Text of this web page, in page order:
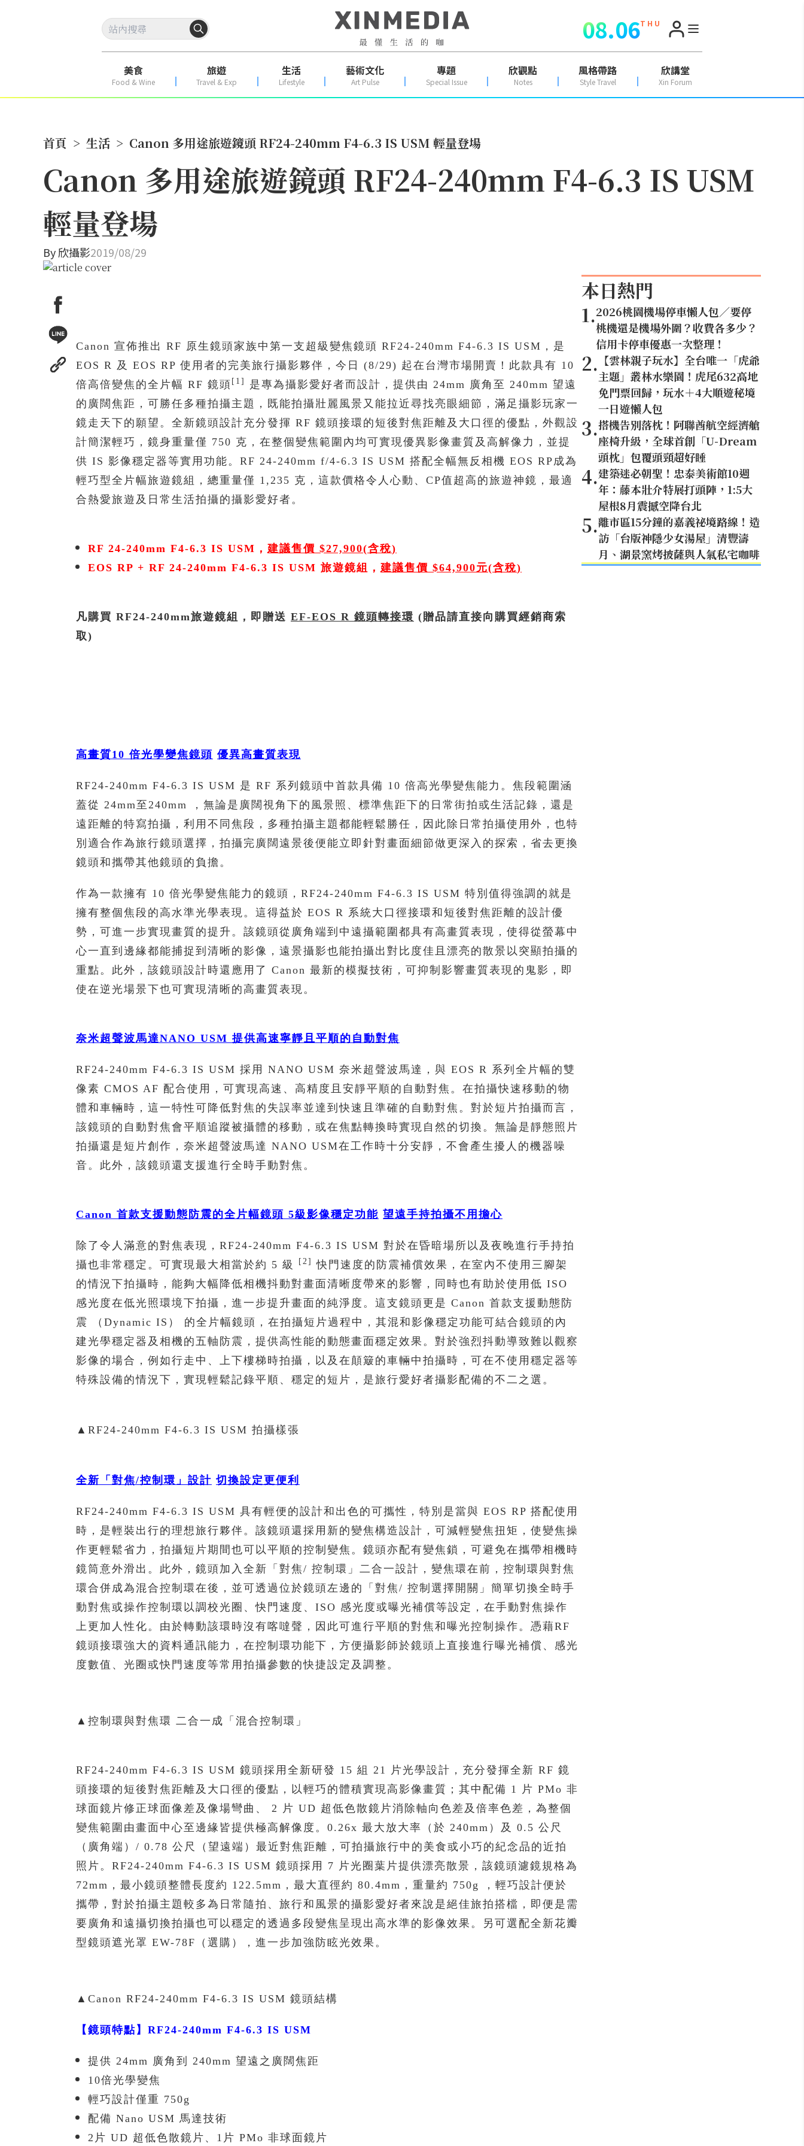
08.06T H U
美食
Food & Wine
旅遊
Travel & Exp
生活
Lifestyle
藝術文化
Art Pulse
專題
Special Issue
欣觀點
Notes
風格帶路
Style Travel
欣講堂
Xin Forum
首頁 > 生活 > Canon 多用途旅遊鏡頭 RF24-240mm F4-6.3 IS USM 輕量登場
Canon 多用途旅遊鏡頭 RF24-240mm F4-6.3 IS USM
輕量登場
By欣攝影2019/08/29
Canon 宣佈推出 RF 原生鏡頭家族中第一支超級變焦鏡頭 RF24-240mm F4-6.3 IS USM，是
EOS R 及 EOS RP 使用者的完美旅行攝影夥伴，今日 (8/29) 起在台灣市場開賣！此款具有 10
倍高倍變焦的全片幅 RF 鏡頭 [1]
是專為攝影愛好者而設計，提供由 24mm 廣角至 240mm 望遠
的廣闊焦距，可勝任多種拍攝主題，既能拍攝壯麗風景又能拉近尋找亮眼細節，滿足攝影玩家一
鏡走天下的願望。全新鏡頭設計充分發揮 RF 鏡頭接環的短後對焦距離及大口徑的優點，外觀設
計簡潔輕巧，鏡身重量僅 750 克，在整個變焦範圍內均可實現優異影像畫質及高解像力，並提
供 IS 影像穩定器等實用功能。RF 24-240mm f/4-6.3 IS USM 搭配全幅無反相機 EOS RP成為
輕巧型全片幅旅遊鏡組，總重量僅 1,235 克，這款價格令人心動、CP值超高的旅遊神鏡，最適
合熱愛旅遊及日常生活拍攝的攝影愛好者。
RF 24-240mm F4-6.3 IS USM ， 建議售價 $27,900(含稅)
EOS RP + RF 24-240mm F4-6.3 IS USM 旅遊鏡組， 建議售價 $64,900元(含稅)
凡購買 RF24-240mm旅遊鏡組，即贈送 EF-EOS R 鏡頭轉接環 (贈品請直接向購買經銷商索
取)
高畫質10 倍光學變焦鏡頭 優異高畫質表現
RF24-240mm F4-6.3 IS USM 是 RF 系列鏡頭中首款具備 10 倍高光學變焦能力。焦段範圍涵
蓋從 24mm至240mm ，無論是廣闊視角下的風景照、標準焦距下的日常街拍或生活記錄，還是
遠距離的特寫拍攝，利用不同焦段，多種拍攝主題都能輕鬆勝任，因此除日常拍攝使用外，也特
別適合作為旅行鏡頭選擇，拍攝完廣闊遠景後便能立即針對畫面細節做更深入的探索，省去更換
鏡頭和攜帶其他鏡頭的負擔。
作為一款擁有 10 倍光學變焦能力的鏡頭，RF24-240mm F4-6.3 IS USM 特別值得強調的就是
擁有整個焦段的高水準光學表現。這得益於 EOS R 系統大口徑接環和短後對焦距離的設計優
勢，可進一步實現畫質的提升。該鏡頭從廣角端到中遠攝範圍都具有高畫質表現，使得從螢幕中
心一直到邊緣都能捕捉到清晰的影像，遠景攝影也能拍攝出對比度佳且漂亮的散景以突顯拍攝的
重點。此外，該鏡頭設計時還應用了 Canon 最新的模擬技術，可抑制影響畫質表現的鬼影，即
使在逆光場景下也可實現清晰的高畫質表現。
奈米超聲波馬達NANO USM 提供高速寧靜且平順的自動對焦
RF24-240mm F4-6.3 IS USM 採用 NANO USM 奈米超聲波馬達，與 EOS R 系列全片幅的雙
像素 CMOS AF 配合使用，可實現高速、高精度且安靜平順的自動對焦。在拍攝快速移動的物
體和車輛時，這一特性可降低對焦的失誤率並達到快速且準確的自動對焦。對於短片拍攝而言，
該鏡頭的自動對焦會平順追蹤被攝體的移動，或在焦點轉換時實現自然的切換。無論是靜態照片
拍攝還是短片創作，奈米超聲波馬達 NANO USM在工作時十分安靜，不會產生擾人的機器噪
音。此外，該鏡頭還支援進行全時手動對焦。
Canon 首款支援動態防震的全片幅鏡頭 5級影像穩定功能 望遠手持拍攝不用擔心
除了令人滿意的對焦表現，RF24-240mm F4-6.3 IS USM 對於在昏暗場所以及夜晚進行手持拍
攝也非常穩定。可實現最大相當於約 5 級
[2]
快門速度的防震補償效果，在室內不使用三腳架
的情況下拍攝時，能夠大幅降低相機抖動對畫面清晰度帶來的影響，同時也有助於使用低 ISO
感光度在低光照環境下拍攝，進一步提升畫面的純淨度。這支鏡頭更是 Canon 首款支援動態防
震 （Dynamic IS） 的全片幅鏡頭，在拍攝短片過程中，其混和影像穩定功能可結合鏡頭的內
建光學穩定器及相機的五軸防震，提供高性能的動態畫面穩定效果。對於強烈抖動導致難以觀察
影像的場合，例如行走中、上下樓梯時拍攝，以及在顛簸的車輛中拍攝時，可在不使用穩定器等
特殊設備的情況下，實現輕鬆記錄平順、穩定的短片，是旅行愛好者攝影配備的不二之選。
▲RF24-240mm F4-6.3 IS USM 拍攝樣張
全新「對焦/控制環」設計 切換設定更便利
RF24-240mm F4-6.3 IS USM 具有輕便的設計和出色的可攜性，特別是當與 EOS RP 搭配使用
時，是輕裝出行的理想旅行夥伴。該鏡頭還採用新的變焦構造設計，可減輕變焦扭矩，使變焦操
作更輕鬆省力，拍攝短片期間也可以平順的控制變焦。鏡頭亦配有變焦鎖，可避免在攜帶相機時
鏡筒意外滑出。此外，鏡頭加入全新「對焦/ 控制環」二合一設計，變焦環在前，控制環與對焦
環合併成為混合控制環在後，並可透過位於鏡頭左邊的「對焦/ 控制選擇開關」簡單切換全時手
動對焦或操作控制環以調校光圈、快門速度、ISO 感光度或曝光補償等設定，在手動對焦操作
上更加人性化。由於轉動該環時沒有喀噠聲，因此可進行平順的對焦和曝光控制操作。憑藉RF
鏡頭接環強大的資料通訊能力，在控制環功能下，方便攝影師於鏡頭上直接進行曝光補償、感光
度數值、光圈或快門速度等常用拍攝參數的快捷設定及調整。
▲控制環與對焦環 二合一成「混合控制環」
RF24-240mm F4-6.3 IS USM 鏡頭採用全新研發 15 組 21 片光學設計，充分發揮全新 RF 鏡
頭接環的短後對焦距離及大口徑的優點，以輕巧的體積實現高影像畫質；其中配備 1 片 PMo 非
球面鏡片修正球面像差及像場彎曲、 2 片 UD 超低色散鏡片消除軸向色差及倍率色差，為整個
變焦範圍由畫面中心至邊緣皆提供極高解像度。0.26x 最大放大率（於 240mm）及 0.5 公尺
（廣角端）/ 0.78 公尺（望遠端）最近對焦距離，可拍攝旅行中的美食或小巧的紀念品的近拍
照片。RF24-240mm F4-6.3 IS USM 鏡頭採用 7 片光圈葉片提供漂亮散景，該鏡頭濾鏡規格為
72mm，最小鏡頭整體長度約 122.5mm，最大直徑約 80.4mm，重量約 750g ，輕巧設計便於
攜帶，對於拍攝主題較多為日常隨拍、旅行和風景的攝影愛好者來說是絕佳旅拍搭檔，即便是需
要廣角和遠攝切換拍攝也可以穩定的透過多段變焦呈現出高水準的影像效果。另可選配全新花瓣
型鏡頭遮光罩 EW-78F（選購），進一步加強防眩光效果。
▲Canon RF24-240mm F4-6.3 IS USM 鏡頭結構
【鏡頭特點】 RF24-240mm F4-6.3 IS USM
提供 24mm 廣角到 240mm 望遠之廣闊焦距
10倍光學變焦
輕巧設計僅重 750g
配備 Nano USM 馬達技術
2片 UD 超低色散鏡片、1片 PMo 非球面鏡片
本日熱門
1.2026桃園機場停車懶人包／要停
桃機還是機場外圍？收費各多少？
信用卡停車優惠一次整理！
2. 【雲林親子玩水】全台唯一「虎爺
主題」叢林水樂園！虎尾632高地
免門票回歸，玩水＋4大順遊秘境
一日遊懶人包
3.搭機告別落枕！阿聯酋航空經濟艙
座椅升級，全球首創「U-Dream
頭枕」包覆頭頸超好睡
4.建築迷必朝聖！忠泰美術館10週
年：藤本壯介特展打頭陣，1:5大
屋根8月震撼空降台北
5.離市區15分鐘的嘉義祕境路線！造
訪「台版神隱少女湯屋」清豐濤
月、湖景窯烤披薩與人氣私宅咖啡